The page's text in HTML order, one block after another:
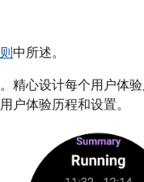
中所述。
精心设计每个用户体
户体验历程和设置。